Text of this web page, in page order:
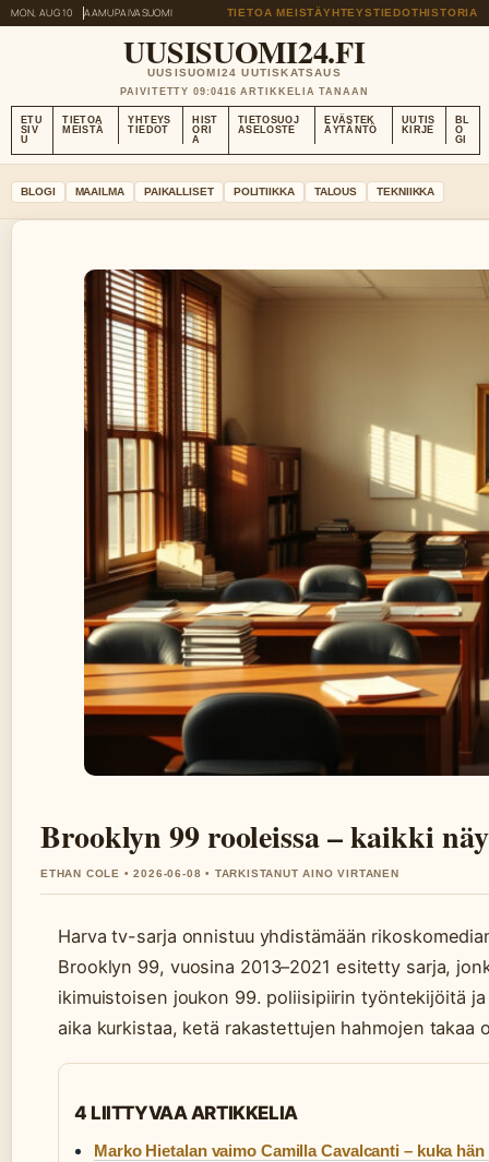
MON, AUG 10 AAMUPAIVASUOMI TIETOA MEISTÄYHTEYSTIEDOTHISTORIA
UUSISUOMI24.FI
UUSISUOMI24 UUTISKATSAUS
PAIVITETTY 09:0416 ARTIKKELIA TANAAN
ETU
SIV
U
TIETOA
MEISTÄ
YHTEYS
TIEDOT
HIST
ORI
A
TIETOSUOJ
ASELOSTE
EVÄSTEK
ÄYTÄNTÖ
UUTIS
KIRJE
BL
O
GI
BLOGI MAAILMA PAIKALLISET POLITIIKKA TALOUS TEKNIIKKA
Brooklyn 99 rooleissa – kaikki
ETHAN COLE • 2026-06-08 • TARKISTANUT AINO VIRTANEN
Harva tv-sarja onnistuu yhdistämään
Brooklyn 99, vuosina 2013–2021 esitetty sarja,
ikimuistoisen joukon 99. poliisipiirin työntekijöitä
aika kurkistaa, ketä rakastettujen hahmojen takaa
4 LIITTYVAA ARTIKKELIA
Marko Hietalan vaimo Camilla Cavalcanti – kuka hän